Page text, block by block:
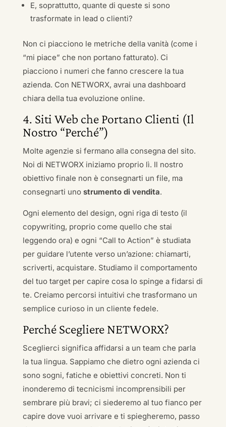
E, soprattutto, quante di queste si sono
trasformate in lead o clienti?
Non ci piacciono le metriche della vanità (come i
“mi piace” che non portano fatturato). Ci
piacciono i numeri che fanno crescere la tua
azienda. Con NETWORX, avrai una dashboard
chiara della tua evoluzione online.
4. Siti Web che Portano Clienti (Il
Nostro “Perché”)
Molte agenzie si fermano alla consegna del sito.
Noi di NETWORX iniziamo proprio lì. Il nostro
obiettivo finale non è consegnarti un file, ma
consegnarti uno strumento di vendita.
Ogni elemento del design, ogni riga di testo (il
copywriting, proprio come quello che stai
leggendo ora) e ogni “Call to Action” è studiata
per guidare l’utente verso un’azione: chiamarti,
scriverti, acquistare. Studiamo il comportamento
del tuo target per capire cosa lo spinge a fidarsi di
te. Creiamo percorsi intuitivi che trasformano un
semplice curioso in un cliente fedele.
Perché Scegliere NETWORX?
Sceglierci significa affidarsi a un team che parla
la tua lingua. Sappiamo che dietro ogni azienda ci
sono sogni, fatiche e obiettivi concreti. Non ti
inonderemo di tecnicismi incomprensibili per
sembrare più bravi; ci siederemo al tuo fianco per
capire dove vuoi arrivare e ti spiegheremo, passo